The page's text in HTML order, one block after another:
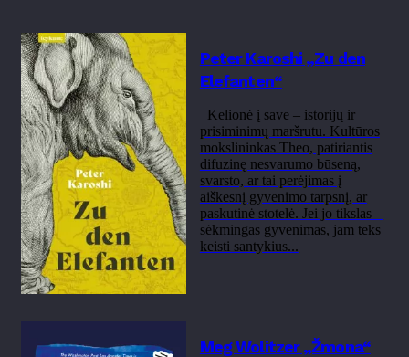
Peter Karoshi „Zu den
Elefanten“
Kelionė į save – istorijų ir
prisiminimų maršrutu. Kultūros
mokslininkas Theo, patiriantis
difuzinę nesvarumo būseną,
svarsto, ar tai perėjimas į
aiškesnį gyvenimo tarpsnį, ar
paskutinė stotelė. Jei jo tikslas –
sėkmingas gyvenimas, jam teks
keisti santykius...
Meg Wolitzer „Žmona“